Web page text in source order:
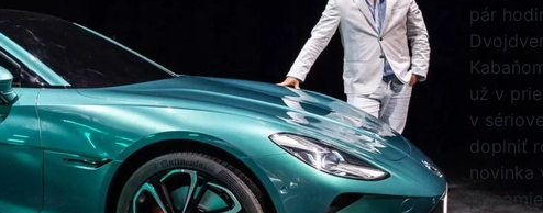
pár
už v
v
doplniť
novinka